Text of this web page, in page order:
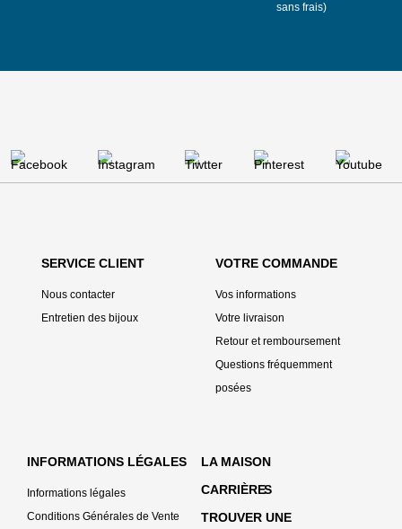
sans frais)
SERVICE CLIENT
Nous contacter
Entretien des bijoux
VOTRE COMMANDE
Vos informations
Votre livraison
Retour et remboursement
Questions fréquemment
posées
INFORMATIONS LÉGALES
Informations légales
Conditions Générales de Vente
LA MAISON
CARRIÈRES
TROUVER UNE